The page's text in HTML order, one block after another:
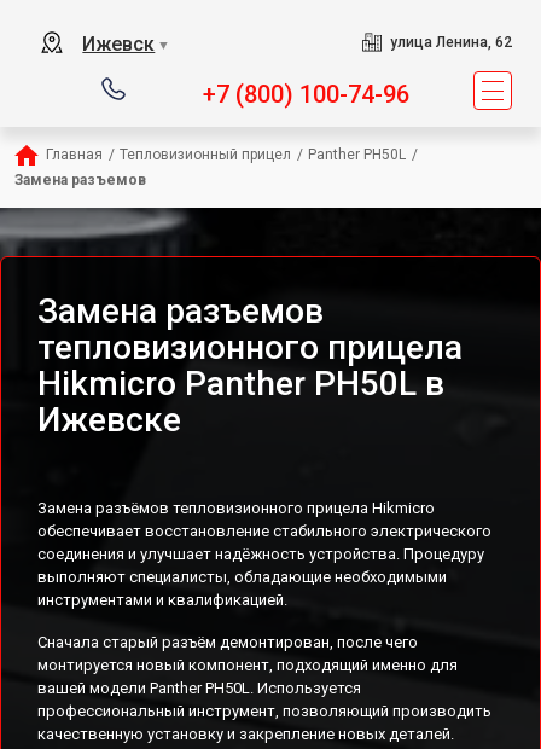
Ижевск ▼ улица Ленина, 62
+7 (800) 100-74-96
Главная / Тепловизионный прицел / Panther PH50L /
Замена разъемов
Замена разъемов
тепловизионного прицела
Hikmicro Panther PH50L в
Ижевске
Замена разъёмов тепловизионного прицела Hikmicro
обеспечивает восстановление стабильного электрического
соединения и улучшает надёжность устройства. Процедуру
выполняют специалисты, обладающие необходимыми
инструментами и квалификацией.
Сначала старый разъём демонтирован, после чего
монтируется новый компонент, подходящий именно для
вашей модели Panther PH50L. Используется
профессиональный инструмент, позволяющий производить
качественную установку и закрепление новых деталей.